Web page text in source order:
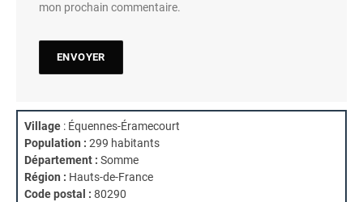
mon prochain commentaire.
Village : Équennes-Éramecourt
Population : 299 habitants
Département : Somme
Région : Hauts-de-France
Code postal : 80290